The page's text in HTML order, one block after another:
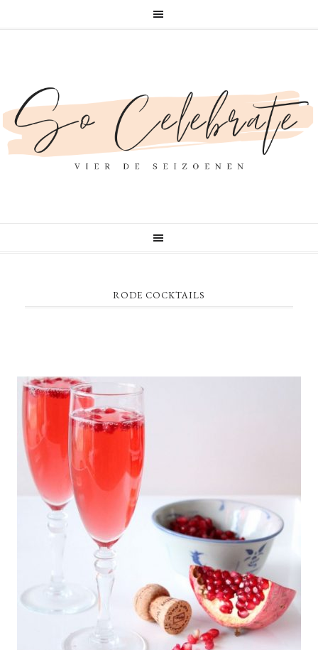
RODE COCKTAILS